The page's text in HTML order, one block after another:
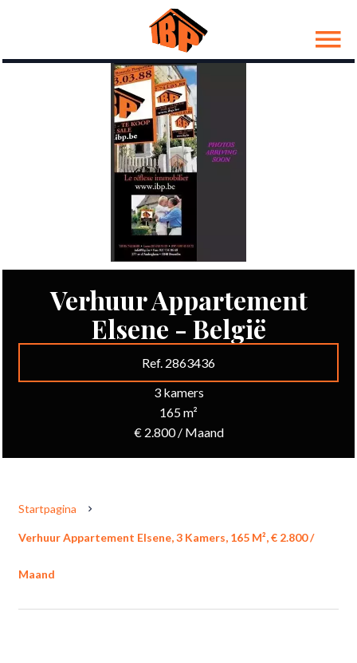
Verhuur Appartement
Elsene - België
Ref. 2863436
3 kamers
165 m²
€ 2.800 / Maand
Startpagina
Verhuur Appartement Elsene, 3 Kamers, 165 M², € 2.800 /
Maand